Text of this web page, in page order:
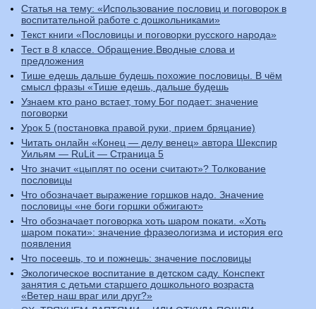
Статья на тему: «Использование пословиц и поговорок в
воспитательной работе с дошкольниками»
Текст книги «Пословицы и поговорки русского народа»
Тест в 8 классе. Обращение.Вводные слова и
предложения
Тише едешь дальше будешь похожие пословицы. В чём
смысл фразы «Тише едешь, дальше будешь
Узнаем кто рано встает, тому Бог подает: значение
поговорки
Урок 5 (постановка правой руки, прием бряцание)
Читать онлайн «Конец — делу венец» автора Шекспир
Уильям — RuLit — Страница 5
Что значит «цыплят по осени считают»? Толкование
пословицы
Что обозначает выражение горшков надо. Значение
пословицы «не боги горшки обжигают»
Что обозначает поговорка хоть шаром покати. «Хоть
шаром покати»: значение фразеологизма и история его
появления
Что посеешь, то и пожнешь: значение пословицы
Экологическое воспитание в детском саду. Конспект
занятия с детьми старшего дошкольного возраста
«Ветер наш враг или друг?»